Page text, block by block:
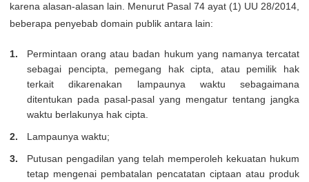
karena alasan-alasan lain. Menurut Pasal 74 ayat (1) UU 28/2014,
beberapa penyebab domain publik antara lain:
Permintaan orang atau badan hukum yang namanya tercatat
sebagai pencipta, pemegang hak cipta, atau pemilik hak
terkait dikarenakan lampaunya waktu sebagaimana
ditentukan pada pasal-pasal yang mengatur tentang jangka
waktu berlakunya hak cipta.
Lampaunya waktu;
Putusan pengadilan yang telah memperoleh kekuatan hukum
tetap mengenai pembatalan pencatatan ciptaan atau produk